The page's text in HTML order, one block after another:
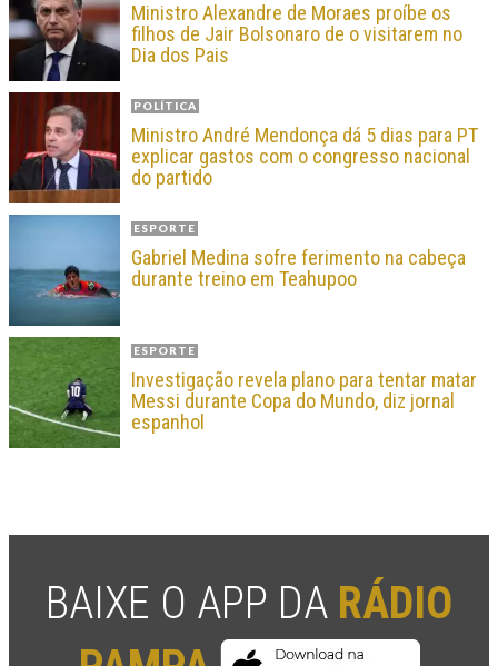
Ministro Alexandre de Moraes proíbe os
filhos de Jair Bolsonaro de o visitarem no
Dia dos Pais
POLÍTICA
Ministro André Mendonça dá 5 dias para PT
explicar gastos com o congresso nacional
do partido
ESPORTE
Gabriel Medina sofre ferimento na cabeça
durante treino em Teahupoo
ESPORTE
Investigação revela plano para tentar matar
Messi durante Copa do Mundo, diz jornal
espanhol
BAIXE O APP DA RÁDIO